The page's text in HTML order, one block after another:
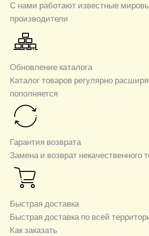
С нами работают известные
производители
Обновление каталога
Каталог товаров регулярно
пополняется
Гарантия возврата
Замена и возврат некачественного
Быстрая доставка
Быстрая доставка по всей
Как заказать